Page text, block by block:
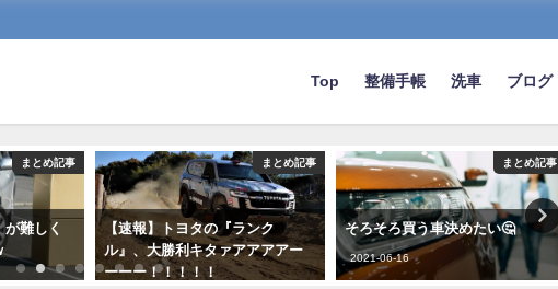
Top 整備手帳 洗車 ブログ
まとめ記事
が難しく
まとめ記事
【速報】トヨタの『ランク
ル』、大勝利キタァアアアアー
ーーー！！！！！
まとめ記事
そろそろ買う車決めたい🤔
2021-06-16